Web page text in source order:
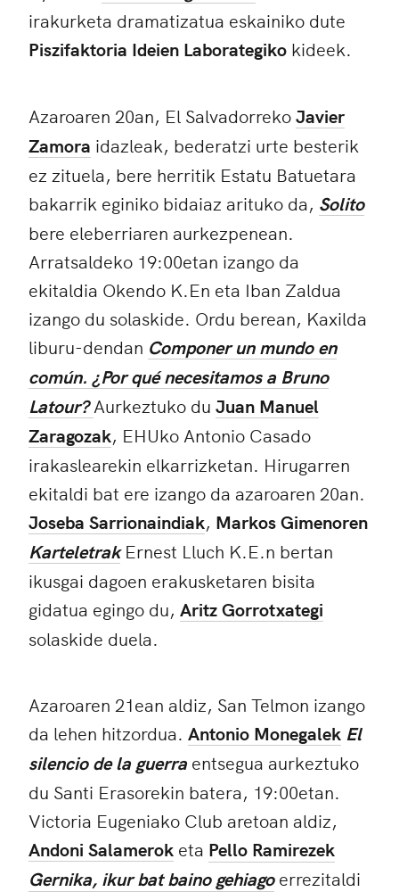
irakurketa dramatizatua eskainiko dute
Piszifaktoria Ideien Laborategiko kideek.
Azaroaren 20an, El SalvadorrekoJavier
Zamora idazleak, bederatzi urte besterik
ez zituela, bere herritik Estatu Batuetara
bakarrik eginiko bidaiaz arituko da, Solito
bere eleberriaren aurkezpenean.
Arratsaldeko 19:00etan izango da
ekitaldia Okendo K.En eta Iban Zaldua
izango du solaskide. Ordu berean, Kaxilda
liburu-dendan Componer un mundo en
común. ¿Por qué necesitamos a Bruno
Latour? Aurkeztuko du Juan Manuel
Zaragozak, EHUko Antonio Casado
irakaslearekin elkarrizketan. Hirugarren
ekitaldi bat ere izango da azaroaren 20an.
Joseba Sarrionaindiak, Markos Gimenoren
KarteletrakErnest Lluch K.E.n bertan
ikusgai dagoen erakusketaren bisita
gidatua egingo du, Aritz Gorrotxategi
solaskide duela.
Azaroaren 21ean aldiz, San Telmon izango
da lehen hitzordua. Antonio Monegalek El
silencio de la guerraentsegua aurkeztuko
du Santi Erasorekin batera, 19:00etan.
Victoria Eugeniako Club aretoan aldiz,
Andoni Salamerok eta Pello Ramirezek
Gernika, ikur bat baino gehiagoerrezitaldi